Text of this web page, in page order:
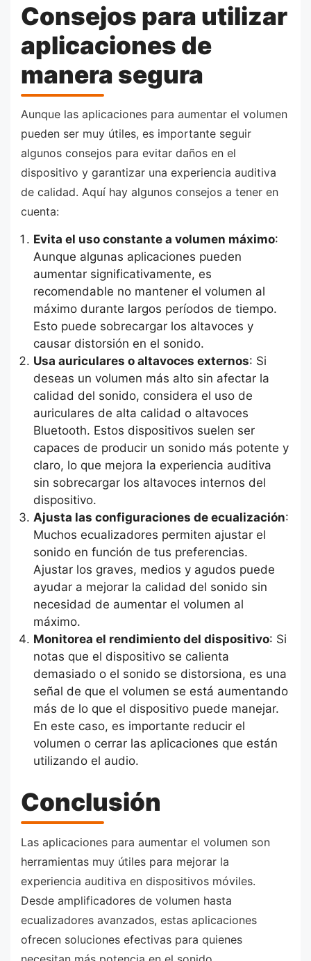
Consejos para utilizar
aplicaciones de
manera segura
Aunque las aplicaciones para aumentar el volumen
pueden ser muy útiles, es importante seguir
algunos consejos para evitar daños en el
dispositivo y garantizar una experiencia auditiva
de calidad. Aquí hay algunos consejos a tener en
cuenta:
Evita el uso constante a volumen máximo:
Aunque algunas aplicaciones pueden
aumentar significativamente, es
recomendable no mantener el volumen al
máximo durante largos períodos de tiempo.
Esto puede sobrecargar los altavoces y
causar distorsión en el sonido.
Usa auriculares o altavoces externos: Si
deseas un volumen más alto sin afectar la
calidad del sonido, considera el uso de
auriculares de alta calidad o altavoces
Bluetooth. Estos dispositivos suelen ser
capaces de producir un sonido más potente y
claro, lo que mejora la experiencia auditiva
sin sobrecargar los altavoces internos del
dispositivo.
Ajusta las configuraciones de ecualización:
Muchos ecualizadores permiten ajustar el
sonido en función de tus preferencias.
Ajustar los graves, medios y agudos puede
ayudar a mejorar la calidad del sonido sin
necesidad de aumentar el volumen al
máximo.
Monitorea el rendimiento del dispositivo: Si
notas que el dispositivo se calienta
demasiado o el sonido se distorsiona, es una
señal de que el volumen se está aumentando
más de lo que el dispositivo puede manejar.
En este caso, es importante reducir el
volumen o cerrar las aplicaciones que están
utilizando el audio.
Conclusión
Las aplicaciones para aumentar el volumen son
herramientas muy útiles para mejorar la
experiencia auditiva en dispositivos móviles.
Desde amplificadores de volumen hasta
ecualizadores avanzados, estas aplicaciones
ofrecen soluciones efectivas para quienes